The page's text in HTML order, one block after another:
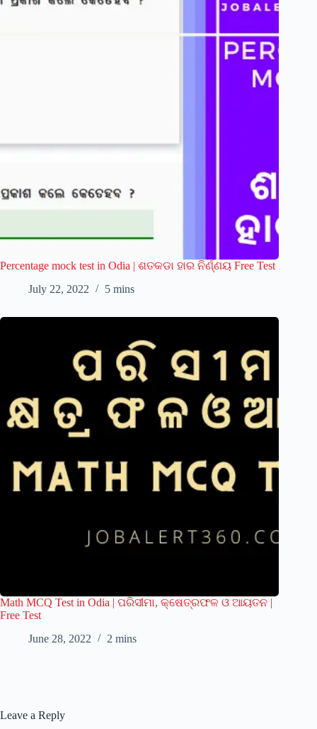
Percentage mock test in Odia | ଶତକଡା ହାର ନିର୍ଣ୍ଣୟ Free Test
July 22, 2022
5 mins
Math MCQ Test in Odia | ପରିସୀମା, କ୍ଷେତ୍ରଫଳ ଓ ଆୟତନ |
Free Test
June 28, 2022
2 mins
Leave a Reply